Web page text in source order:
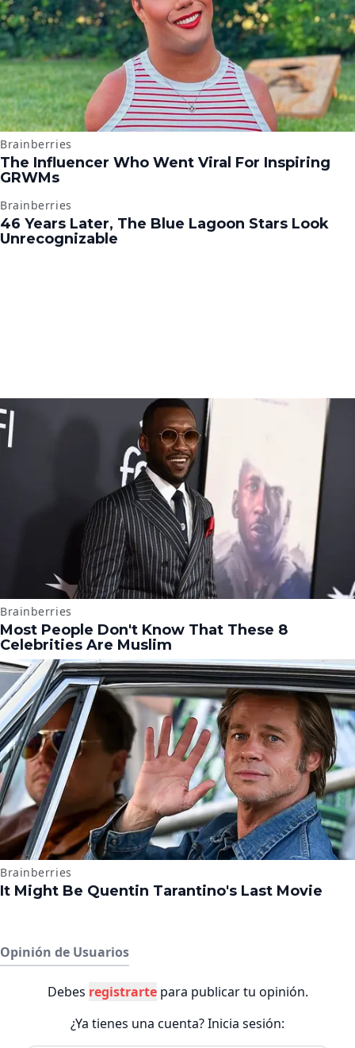
Opinión de Usuarios
Debes registrartepara publicar tu opinión.
¿Ya tienes una cuenta? Inicia sesión: